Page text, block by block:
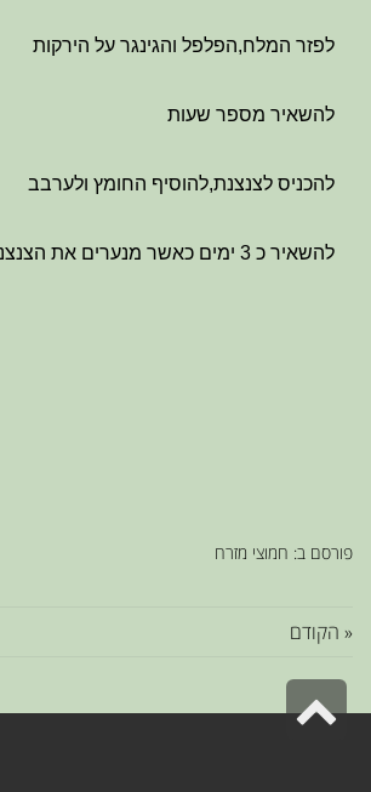
לפזר המלח,הפלפל והגינגר על הירקות
להשאיר מספר שעות
להכניס לצנצנת,להוסיף החומץ ולערבב
להשאיר כ 3 ימים כאשר מנערים את הצנצנת כל יום
פורסם ב: חמוצי מזרח
« הקודם
גלילה